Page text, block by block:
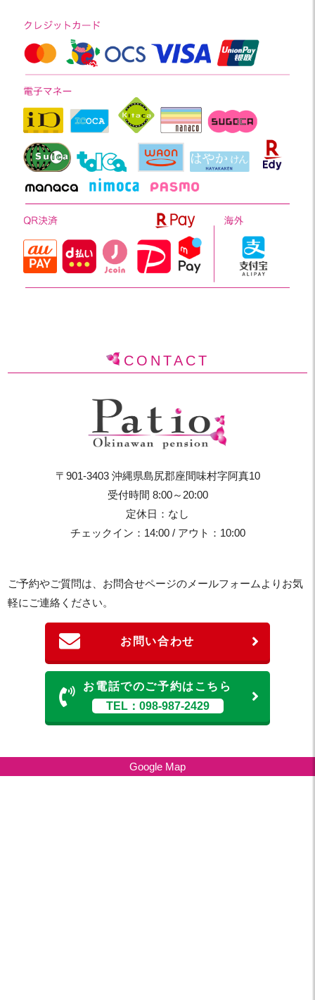
CONTACT
〒901-3403 沖縄県島尻郡座間味村字阿真10
受付時間 8:00～20:00
定休日：なし
チェックイン：14:00 / アウト：10:00
ご予約やご質問は、お問合せページのメールフォームよりお気
軽にご連絡ください。
お問い合わせ
お電話でのご予約はこちら
TEL：098-987-2429
Google Map